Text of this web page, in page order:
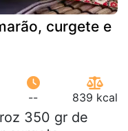
curgete e
-- 839 kcal
350 gr de